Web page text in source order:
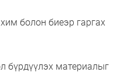
болон биеэр гаргах
бүрдүүлэх материалыг